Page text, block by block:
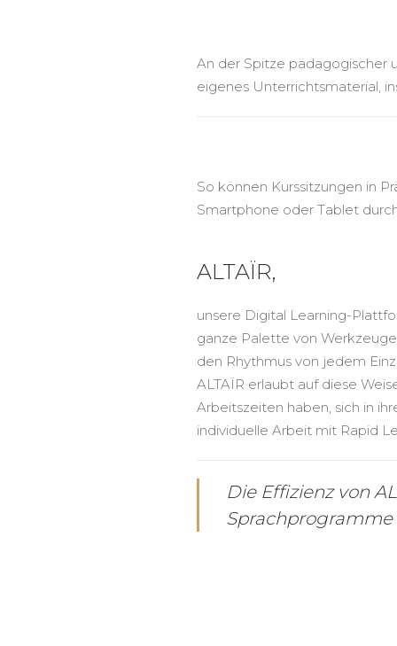
An der Spitze pädagogischer
eigenes Unterrichtsmaterial,
So können Kurssitzungen in
Smartphone oder Tablet
ALTAÏR,
unsere Digital Learning-
ganze Palette von
den Rhythmus von jedem
ALTAÏR erlaubt auf diese
Arbeitszeiten haben, sich in
individuelle Arbeit mit Rapid
Die Effizienz von
Sprachprogramme